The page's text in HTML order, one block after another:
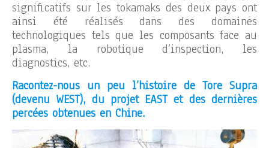
significatifs sur les tokamaks des deux pays ont
ainsi été réalisés dans des domaines
technologiques tels que les composants face au
plasma, la robotique d’inspection, les
diagnostics, etc.
Racontez-nous un peu l’histoire de Tore Supra
(devenu WEST), du projet EAST et des dernières
percées obtenues en Chine.